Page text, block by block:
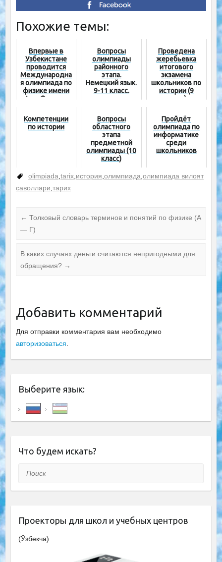
Похожие темы:
Впервые в
Узбекистане
проводится
Международна
я олимпиада по
физике имени
Аль-Фергани
Вопросы
олимпиады
районного
этапа.
Немецкий язык.
9-11 класс.
Проведена
жеребьевка
итогового
экзамена
школьников по
истории (9
класс)
Компетенции
по истории
Вопросы
областного
этапа
предметной
олимпиады (10
класс)
Пройдёт
олимпиада по
информатике
среди
школьников
olimpiada,tarix,история,олимпиада,олимпиада вилоят
саволлари,тарих
← Толковый словарь терминов и понятий по физике (А
— Г)
В каких случаях деньги считаются непригодными для
обращения? →
Добавить комментарий
Для отправки комментария вам необходимо
авторизоваться.
Выберите язык:
Что будем искать?
Поиск
Проекторы для школ и учебных центров
(Ўзбекча)